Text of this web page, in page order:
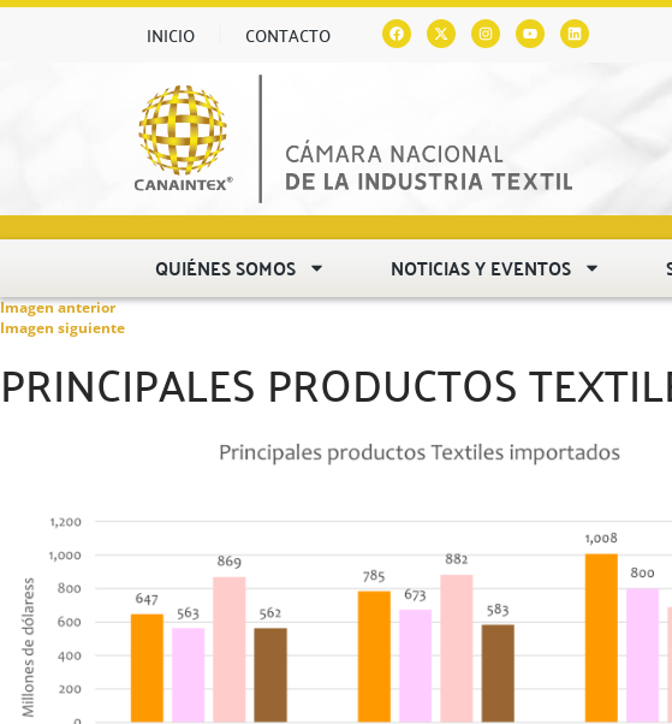
INICIO CONTACTO
QUIÉNES SOMOS NOTICIAS Y EVENTOS
Imagen anterior
Imagen siguiente
PRINCIPALES PRODUCTOS